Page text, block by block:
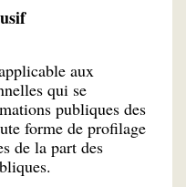
aux
qui se
publiques des
forme de profilage
de la part des